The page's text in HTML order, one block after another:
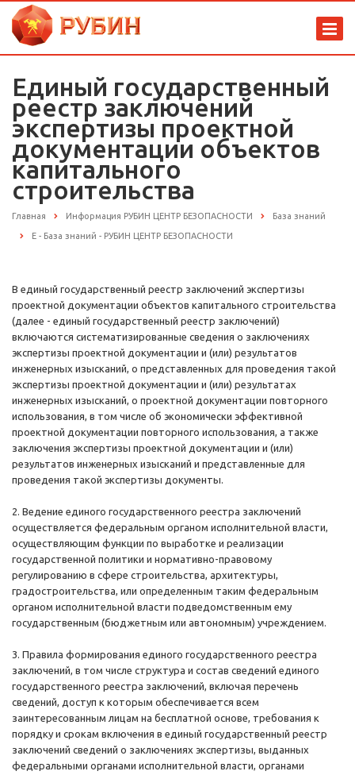
Единый государственный
реестр заключений
экспертизы проектной
документации объектов
капитального
строительства
Главная Информация РУБИН ЦЕНТР БЕЗОПАСНОСТИ База знаний
Е - База знаний - РУБИН ЦЕНТР БЕЗОПАСНОСТИ
В единый государственный реестр заключений экспертизы
проектной документации объектов капитального строительства
(далее - единый государственный реестр заключений)
включаются систематизированные сведения о заключениях
экспертизы проектной документации и (или) результатов
инженерных изысканий, о представленных для проведения такой
экспертизы проектной документации и (или) результатах
инженерных изысканий, о проектной документации повторного
использования, в том числе об экономически эффективной
проектной документации повторного использования, а также
заключения экспертизы проектной документации и (или)
результатов инженерных изысканий и представленные для
проведения такой экспертизы документы.
2. Ведение единого государственного реестра заключений
осуществляется федеральным органом исполнительной власти,
осуществляющим функции по выработке и реализации
государственной политики и нормативно-правовому
регулированию в сфере строительства, архитектуры,
градостроительства, или определенным таким федеральным
органом исполнительной власти подведомственным ему
государственным (бюджетным или автономным) учреждением.
3. Правила формирования единого государственного реестра
заключений, в том числе структура и состав сведений единого
государственного реестра заключений, включая перечень
сведений, доступ к которым обеспечивается всем
заинтересованным лицам на бесплатной основе, требования к
порядку и срокам включения в единый государственный реестр
заключений сведений о заключениях экспертизы, выданных
федеральными органами исполнительной власти, органами